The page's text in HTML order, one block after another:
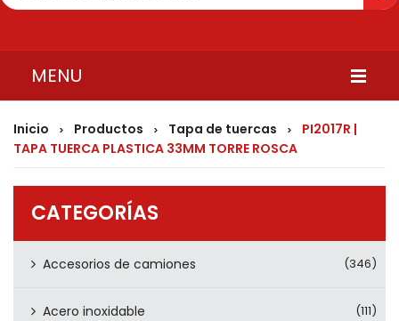
MENU
INICIO
QUIENES SOMOS
Inicio > Productos > Tapa de tuercas >
PI2017R |
TAPA TUERCA PLASTICA 33MM TORRE ROSCA
CATEGORÍAS
Accesorios de camiones (346)
Acero inoxidable (111)